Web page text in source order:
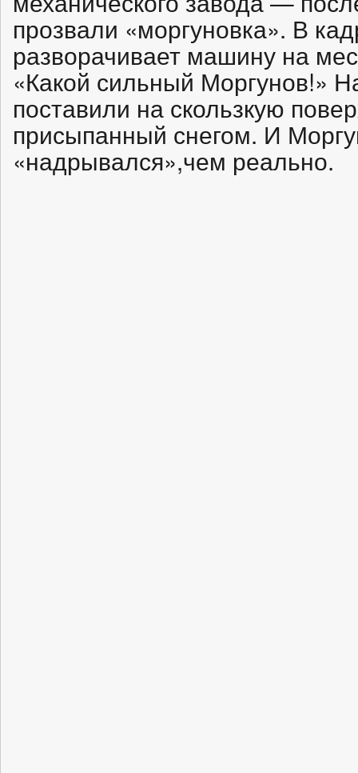
прозвали «моргуновка». В
разворачивает машину на
«Какой сильный Моргунов!»
поставили на скользкую
присыпанный снегом. И
«надрывался»,чем реально.